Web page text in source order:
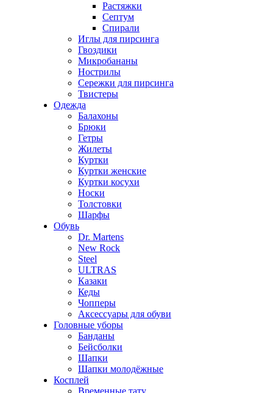
Растяжки
Септум
Спирали
Иглы для пирсинга
Гвоздики
Микробананы
Нострилы
Сережки для пирсинга
Твистеры
Одежда
Балахоны
Брюки
Гетры
Жилеты
Куртки
Куртки женские
Куртки косухи
Носки
Толстовки
Шарфы
Обувь
Dr. Martens
New Rock
Steel
ULTRAS
Казаки
Кеды
Чопперы
Аксессуары для обуви
Головные уборы
Банданы
Бейсболки
Шапки
Шапки молодёжные
Косплей
Временные тату